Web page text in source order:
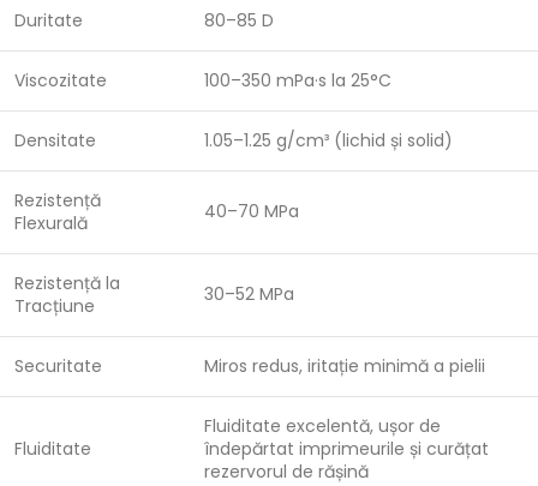
Duritate 80–85 D
Viscozitate 100–350 mPa·s la 25°C
Densitate 1.05–1.25 g/cm³ (lichid și solid)
Rezistență
Flexurală
40–70 MPa
Rezistență la
Tracțiune
30–52 MPa
Securitate Miros redus, iritație minimă a pielii
Fluiditate
Fluiditate excelentă, ușor de
îndepărtat imprimeurile și curățat
rezervorul de rășină